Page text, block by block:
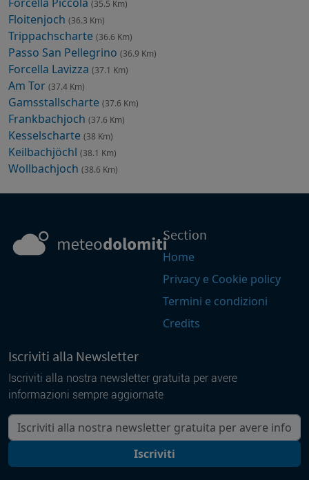
(35.5 Km)
Floitenjoch (36.3 Km)
Trippachscharte (36.6 Km)
Passo San Pellegrino (36.9 Km)
Forcella Lavizza (37.1 Km)
Am Tor (37.4 Km)
Gamsstallscharte (37.6 Km)
Frankbachjoch (37.6 Km)
Kesselscharte (38 Km)
Keilbachjöchl (38.1 Km)
Wollbachjoch (38.6 Km)
Section
Home
Privacy e Cookie policy
Termini e condizioni
Credits
Iscriviti alla Newsletter
Iscriviti alla nostra newsletter gratuita per avere
informazioni sempre aggiornate
La tua mail
Iscriviti